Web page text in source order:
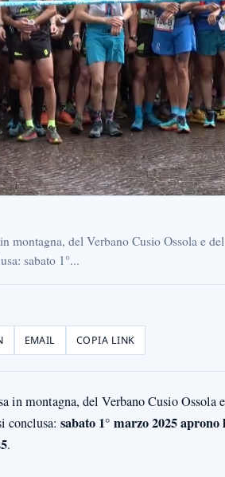
montagna, del Verbano Cusio Ossola e
sabato 1°...
EMAIL COPIA LINK
in montagna, del Verbano Cusio Ossola
conclusa: sabato 1° marzo 2025
.